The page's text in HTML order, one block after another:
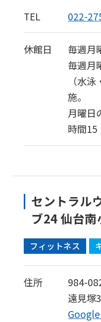
TEL 022-
休館日
毎週月
毎週月
（水
施。
月曜日
時間15
セントラル
ブ24 仙台南
フィットネス
住所 984-
遠見塚